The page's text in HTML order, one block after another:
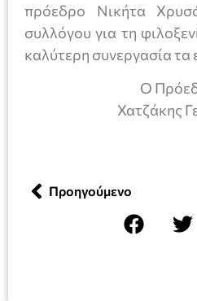
πρόεδρο Νικήτα
συλλόγου για τη
καλύτερη συνεργασία τα
Ο
Χατζάκης
Προηγούμενο